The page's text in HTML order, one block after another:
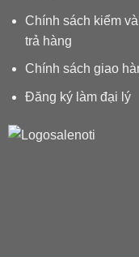
Chính sách kiểm
trả hàng
Chính sách giao
Đăng ký làm đại lý